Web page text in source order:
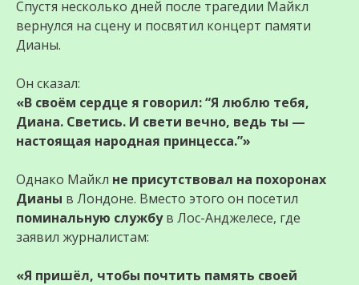
Спустя несколько дней после трагедии Майкл
вернулся на сцену и посвятил концерт памяти
Дианы.
Он сказал:
«В своём сердце я говорил: “Я люблю тебя,
Диана. Светись. И свети вечно, ведь ты —
настоящая народная принцесса.”»
Однако Майкл не присутствовал на похоронах
Дианы в Лондоне. Вместо этого он посетил
поминальную службув Лос-Анджелесе, где
заявил журналистам:
«Я пришёл, чтобы почтить память своей